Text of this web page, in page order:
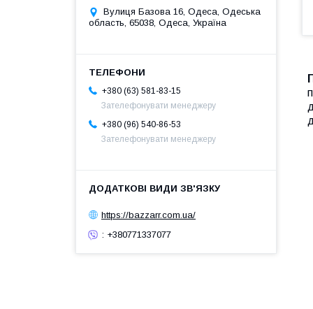
Вулиця Базова 16, Одеса, Одеська
область, 65038, Одеса, Україна
+380 (63) 581-83-15
Зателефонувати менеджеру
+380 (96) 540-86-53
Зателефонувати менеджеру
https://bazzarr.com.ua/
: +380771337077